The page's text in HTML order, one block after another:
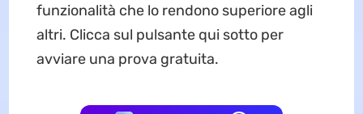
funzionalità che lo rendono superiore agli
altri. Clicca sul pulsante qui sotto per
avviare una prova gratuita.